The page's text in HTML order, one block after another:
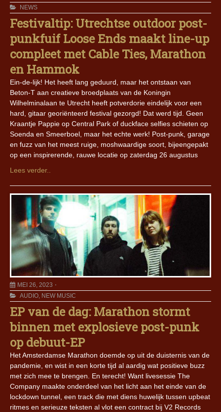
NEWS
Festivaltip: Utrechtse outdoor post-
punkfuif Loose Ends maakt line-up
compleet met Cable Ties, Marathon
en Hammok
Ein-de-lijk! Het heeft lang geduurd, maar het ontstaan van
Beton-T aan creatieve broedplaats van de Koningin
Wilhelminalaan te Utrecht heeft potverdorie eindelijk voor een
hard, gitaar georiënteerd festival gezorgd! Dat werd tijd. Geen
Kraantje Pappie op Central Park of duckface selfies schieten op
Soenda en Smeerboel, maar het echte werk! Post-punk, garage
en fuzz van het meest ruige, moshwaardige soort, bijeengepakt
op een inspirerende, rauwe locatie op zaterdag 26 augustus
Lees verder..
MEI 26, 2023
AUDIO, NEW MUSIC
EP van de dag: Marathon stormt
binnen met explosieve post-punk
op debuut-EP
Het Amsterdamse Marathon doemde op uit de duisternis van de
pandemie, en wist in een korte tijd al aardig wat positieve buzz
met zich mee te brengen. En terecht! Want livesessie The
Company maakte onderdeel van het licht aan het einde van de
lockdown tunnel, een track die met diens huwelijk tussen upbeat
ritmes en serieuze teksten al vlot een contract bij V2 Records